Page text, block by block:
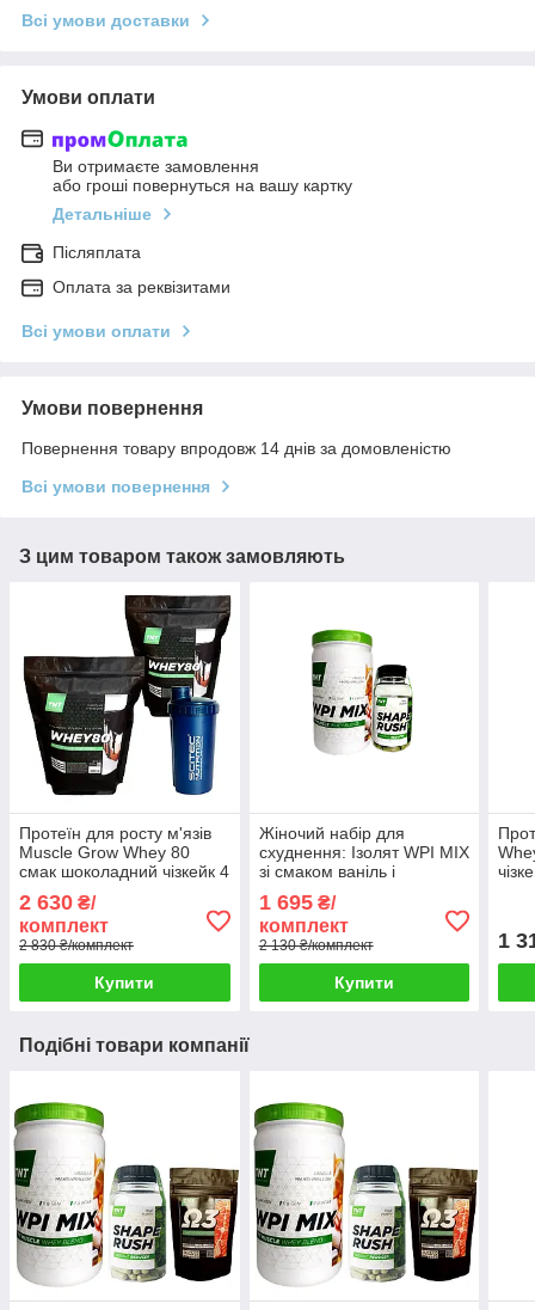
Всі умови доставки
Умови оплати
Ви отримаєте замовлення
або гроші повернуться на вашу картку
Детальніше
Післяплата
Оплата за реквізитами
Всі умови оплати
Умови повернення
Повернення товару впродовж 14 днів за домовленістю
Всі умови повернення
З цим товаром також замовляють
Протеїн для росту м'язів
Muscle Grow Whey 80
смак шоколадний чізкейк 4
2 630 ₴/
комплект
2 830 ₴/комплект
Купити
Жіночий набір для
схуднення: Ізолят WPI MIX
зі смаком ваніль і
Rush TNT Nutrition
1 695₴/
комплект
2 130 ₴/комплект
Купити
1
Подібні товари компанії